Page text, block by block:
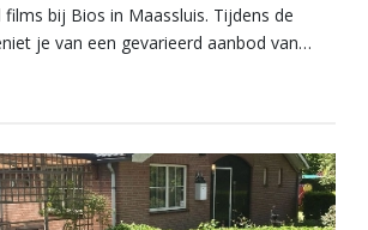
bij Bios in Maassluis. Tijdens de
je van een gevarieerd aanbod van